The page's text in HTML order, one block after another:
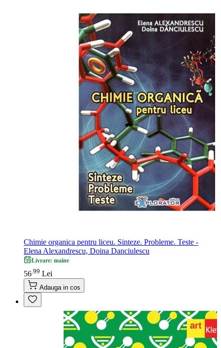
Chimie organica pentru liceu. Sinteze. Probleme. Teste -
Elena Alexandrescu, Doina Danciulescu
Livrare: maine
56 99 Lei
Adauga in cos